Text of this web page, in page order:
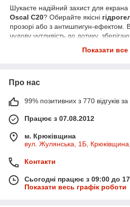
Шукаєте надійний захист для
Oscal C20? Обирайте якісні
прозорі або з антишпигун-ефектом.
чудову чутливість до дотику,
Показати все
Про нас
99% позитивних з 770 відгуків за
Працює з 07.08.2012
м. Крюківщина
вул. Жулянська, 1Б,
Контакти
Сьогодні працює з 09:00 до
Показати весь графік роботи